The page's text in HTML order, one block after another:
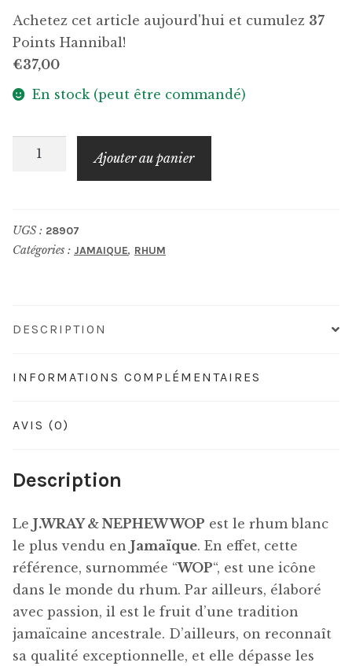
Achetez cet article aujourd'hui et cumulez 37
Points Hannibal!
€37,00
En stock (peut être commandé)
quantité
NEPHEW
WOP
Ajouter au panier
UGS : 28907
Catégories : JAMAIQUE, RHUM
DESCRIPTION
INFORMATIONS COMPLÉMENTAIRES
AVIS (0)
Description
Le J.WRAY & NEPHEW WOP est le rhum blanc
le plus vendu en Jamaïque. En effet, cette
référence, surnommée “WOP“, est une icône
dans le monde du rhum. Par ailleurs, élaboré
avec passion, il est le fruit d’une tradition
jamaïcaine ancestrale. D’ailleurs, on reconnaît
sa qualité exceptionnelle, et elle dépasse les